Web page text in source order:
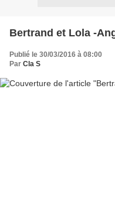
Bertrand et Lola -
Publié le 30/03/2016 à 08:00
Par Cla S